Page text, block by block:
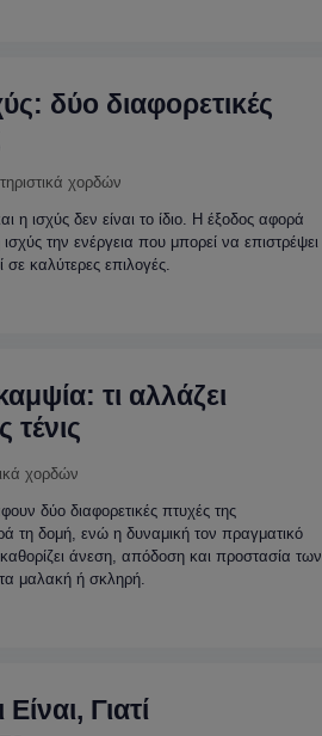
δύο διαφορετικές
χορδών
η ισχύς δεν είναι το ίδιο. Η έξοδος αφορά
την ενέργεια που μπορεί να επιστρέψει
καλύτερες επιλογές.
τι αλλάζει
τένις
χορδών
δύο διαφορετικές πτυχές της
τη δομή, ενώ η δυναμική τον πραγματικό
άνεση, απόδοση και προστασία των
μαλακή ή σκληρή.
Γιατί